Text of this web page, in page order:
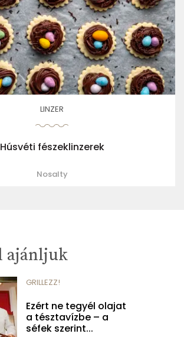
LINZER
Húsvéti fészeklinzerek
Nosalty
ajánljuk
GRILLEZZ!
Ezért ne tegyél olajat
a tésztavízbe – a
séfek szerint...